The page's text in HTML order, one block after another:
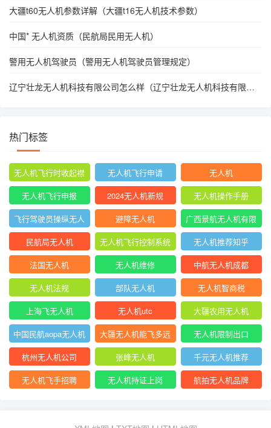
大疆t60无人机参数详解（大疆t16无人机技术参数）
中国* 无人机资质（民航局民用无人机）
警用无人机驾驶员（警用无人机驾驶员管理规定）
辽宁壮龙无人机科技有限公司怎么样（辽宁壮龙无人机科技有限公
热门标签
无人机飞行时收起襟
翼
无人机飞行申请
无人机
无人机飞行申报
2024无人机新规
无人机操作手册
飞行驾驶员操纵无人
机坡度转弯时
避障无人机
广西景航无人机有限
公司官网首页
民航局无人机
无人机飞行控制系统
中的pid控制器
无人机推荐知乎
法国无人机
无人机维修
中航无人机成都
无人机法规
部队无人机
无人机智商税
上海飞无人机
无人机utc
大疆农用无人机
中国民航aopa无人机
驾驶员合格证
大疆无人机能飞多远
无人机限制出口
杭州无人机公司
张峰无人机
千元无人机推荐
无人机飞手招聘
无人机持证上岗 航拍无人机品牌